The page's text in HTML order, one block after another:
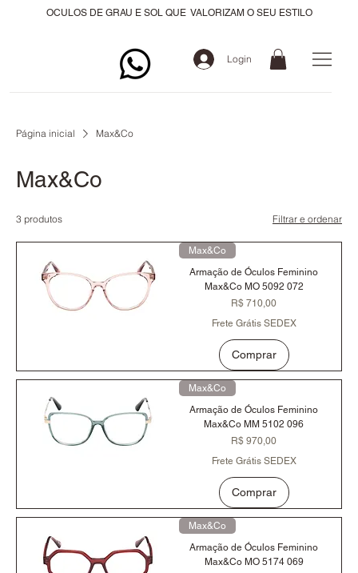
OCULOS DE GRAU E SOL QUE VALORIZAM O SEU ESTILO
Login
Página inicial Max&Co
Max&Co
3 produtos Filtrar e ordenar
Max&Co
Armação de Óculos Feminino
Max&Co MO 5092 072
Preço
R$ 710,00
Frete Grátis SEDEX
Comprar
Max&Co
Armação de Óculos Feminino
Max&Co MM 5102 096
Preço
R$ 970,00
Frete Grátis SEDEX
Comprar
Max&Co
Armação de Óculos Feminino
Max&Co MO 5174 069